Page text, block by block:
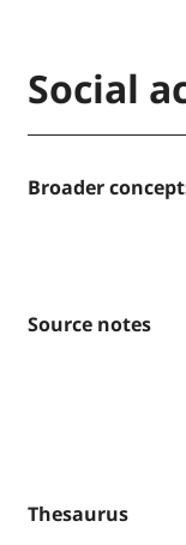
Social
Broader
Source notes
Thesaurus